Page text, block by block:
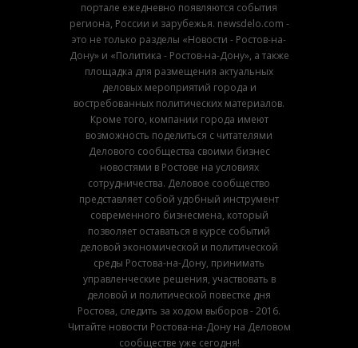
портале ежедневно появляются события
региона, России и зарубежья. newsdelo.com -
это не только разделы «Новости - Ростов-на-
Дону» и «Политика - Ростов-на-Дону», а также
площадка для размещения актуальных
деловых мероприятий города и
востребованных политических материалов.
Кроме того, компании города имеют
возможность поделиться с читателями
Делового сообщества своими бизнес
новостями в Ростове на условиях
сотрудничества. Деловое сообщество
представляет собой удобный инструмент
современного бизнесмена, который
позволяет оставаться в курсе событий
деловой экономической и политической
среды Ростова-на-Дону, принимать
управленческие решения, участвовать в
деловой и политической повестке дня
Ростова, следить за ходом выборов - 2016.
Читайте новости Ростова-на-Дону на Деловом
сообществе уже сегодня!